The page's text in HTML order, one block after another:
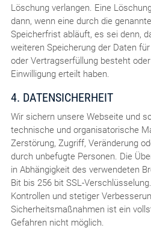
Löschung verlangen. Eine
dann, wenn eine durch die
Speicherfrist abläuft, es sei denn,
weiteren Speicherung der Daten
oder Vertragserfüllung besteht
Einwilligung erteilt haben.
4. DATENSICHERHEIT
Wir sichern unsere Webseite und
technische und organisatorische
Zerstörung, Zugriff, Veränderung
durch unbefugte Personen. Die
in Abhängigkeit des verwendeten
Bit bis 256 bit SSL-
Kontrollen und stetiger
Sicherheitsmaßnahmen ist ein
Gefahren nicht möglich.